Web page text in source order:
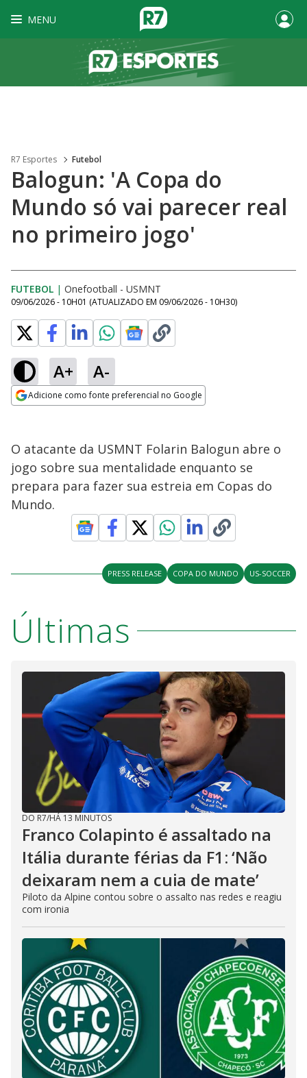
MENU
R7 Esportes Futebol
Balogun: 'A Copa do
Mundo só vai parecer real
no primeiro jogo'
FUTEBOL | Onefootball - USMNT
09/06/2026 - 10H01 (ATUALIZADO EM 09/06/2026 - 10H30)
A+ A-
Adicione como fonte preferencial no Google
O atacante da USMNT Folarin Balogun abre o
jogo sobre sua mentalidade enquanto se
prepara para fazer sua estreia em Copas do
Mundo.
PRESS RELEASE COPA DO MUNDO US-SOCCER
Últimas
DO R7/HÁ 13 MINUTOS
Franco Colapinto é assaltado na
Itália durante férias da F1: ‘Não
deixaram nem a cuia de mate’
Piloto da Alpine contou sobre o assalto nas redes e reagiu
com ironia